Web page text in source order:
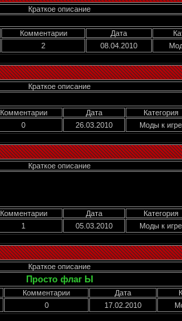
Краткое описание
Комментарии Дата
2 08.04.2010
Краткое описание
Комментарии Дата Категория
0 26.03.2010 Моды к игре
Краткое описание
Комментарии Дата Категория
1 05.03.2010 Моды к игре
Краткое описание
Просто флаг Ы
Комментарии Дата
0 17.02.2010